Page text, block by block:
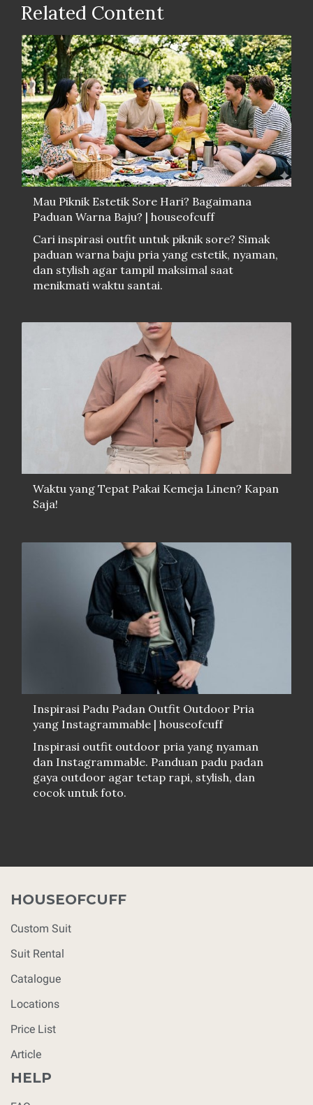
Related Content
Mau Piknik Estetik Sore Hari? Bagaimana
Paduan Warna Baju? | houseofcuff
Cari inspirasi outfit untuk piknik sore? Simak
paduan warna baju pria yang estetik, nyaman,
dan stylish agar tampil maksimal saat
menikmati waktu santai.
Waktu yang Tepat Pakai Kemeja Linen? Kapan
Saja!
Inspirasi Padu Padan Outfit Outdoor Pria
yang Instagrammable | houseofcuff
Inspirasi outfit outdoor pria yang nyaman
dan Instagrammable. Panduan padu padan
gaya outdoor agar tetap rapi, stylish, dan
cocok untuk foto.
HOUSEOFCUFF
Custom Suit
Suit Rental
Catalogue
Locations
Price List
Article
HELP